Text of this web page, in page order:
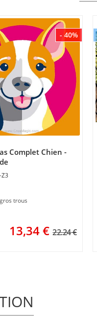
- 40%
Complet Chien -
trous
13,34€ 22.24 €